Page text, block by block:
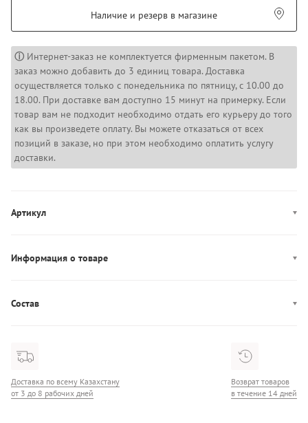
Наличие и резерв в магазине
ⓘ Интернет-заказ не комплектуется фирменным пакетом. В
заказ можно добавить до 3 единиц товара. Доставка
осуществляется только с понедельника по пятницу, с 10.00 до
18.00. При доставке вам доступно 15 минут на примерку. Если
товар вам не подходит необходимо отдать его курьеру до того
как вы произведете оплату. Вы можете отказаться от всех
позиций в заказе, но при этом необходимо оплатить услугу
доставки.
Артикул
Информация о товаре
Состав
Доставка по всему Казахстану
от 3 до 8 рабочих дней
Возврат товаров
в течение 14 дней